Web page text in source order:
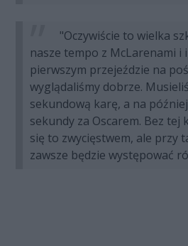
"Oczywiście to wielka
nasze tempo z McLarenami i
pierwszym przejeździe na
wyglądaliśmy dobrze.
sekundową karę, a na
sekundy za Oscarem. Bez tej
się to zwycięstwem, ale przy
zawsze będzie występować